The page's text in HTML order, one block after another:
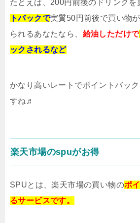
たとえば、200円前後のドリンクを
トバックで実質50円前後で買い物
られるあなたなら、 給油しただけで
ックされるなど
かなり高いレートでポイントバッ
すね♬
楽天市場のspuがお得
SPUとは、楽天市場の買い物のポ
るサービスです。